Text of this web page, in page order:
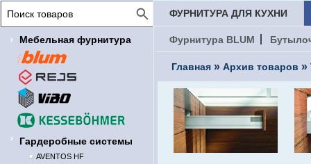
Мебельная фурнитура
Гардеробные системы
AVENTOS HF
ФУРНИТУРА ДЛЯ КУХНИ
Фурнитура BLUM
Главная » Архив товаров »